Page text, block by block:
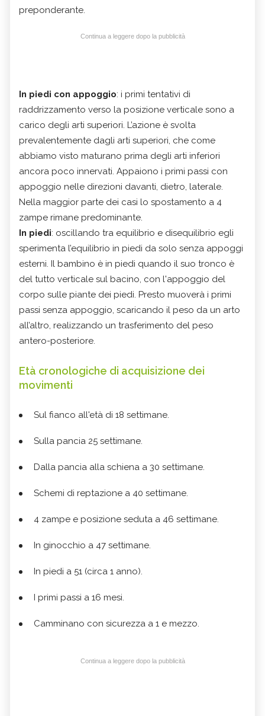
preponderante.
Continua a leggere dopo la pubblicità
In piedi con appoggio: i primi tentativi di
raddrizzamento verso la posizione verticale sono a
carico degli arti superiori. L’azione è svolta
prevalentemente dagli arti superiori, che come
abbiamo visto maturano prima degli arti inferiori
ancora poco innervati. Appaiono i primi passi con
appoggio nelle direzioni davanti, dietro, laterale.
Nella maggior parte dei casi lo spostamento a 4
zampe rimane predominante.
In piedi: oscillando tra equilibrio e disequilibrio egli
sperimenta l’equilibrio in piedi da solo senza appoggi
esterni. Il bambino è in piedi quando il suo tronco è
del tutto verticale sul bacino, con l'appoggio del
corpo sulle piante dei piedi. Presto muoverà i primi
passi senza appoggio, scaricando il peso da un arto
all’altro, realizzando un trasferimento del peso
antero-posteriore.
Età cronologiche di acquisizione dei
movimenti
Sul fianco all'età di 18 settimane.
Sulla pancia 25 settimane.
Dalla pancia alla schiena a 30 settimane.
Schemi di reptazione a 40 settimane.
4 zampe e posizione seduta a 46 settimane.
In ginocchio a 47 settimane.
In piedi a 51 (circa 1 anno).
I primi passi a 16 mesi.
Camminano con sicurezza a 1 e mezzo.
Continua a leggere dopo la pubblicità